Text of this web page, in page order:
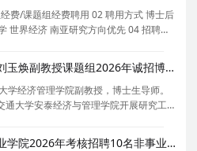
费/课题组经费聘用 02 聘用方式 博士后
世界经济 南亚研究方向优先 04 招聘时
05 招聘单位 四川大学-国际关系学院
:
西南交通大学经济管理学院刘玉焕副教授课题组2026年诚招博士后
经济管理学院副教授，博士生导师。
通大学安泰经济与管理学院开展研究工
科基金等 5 项国家及省部级项科研项
理科学学报》、
重庆开放大学、重庆工商职业学院2026年考核招聘10名非事业编制博士人才公告（第一批）